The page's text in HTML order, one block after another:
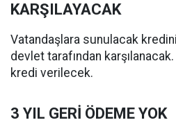
KARŞILAYACAK
Vatandaşlara sunulacak
devlet tarafından
kredi verilecek.
3 YIL GERİ ÖDEME YOK